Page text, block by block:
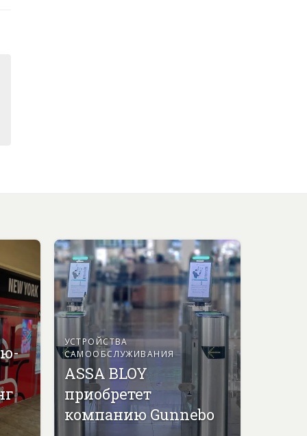
УСТРОЙСТВА
САМООБСЛУЖИВАНИЯ
ASSA BLOY
приобретет
компанию Gunnebo